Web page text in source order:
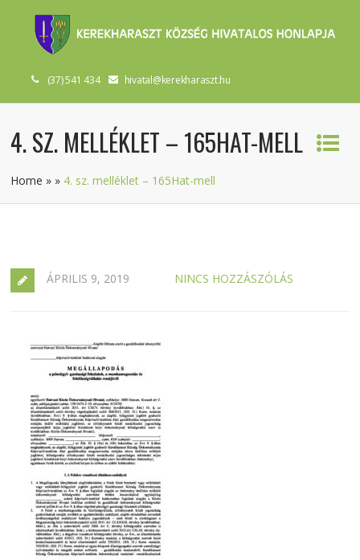
(37) 541 434 hivatal@kerekharaszt.hu
4. SZ. MELLÉKLET – 165HAT-MELL
Home » » 4. sz. melléklet – 165Hat-mell
ÁPRILIS 9, 2019 NINCS HOZZÁSZÓLÁS